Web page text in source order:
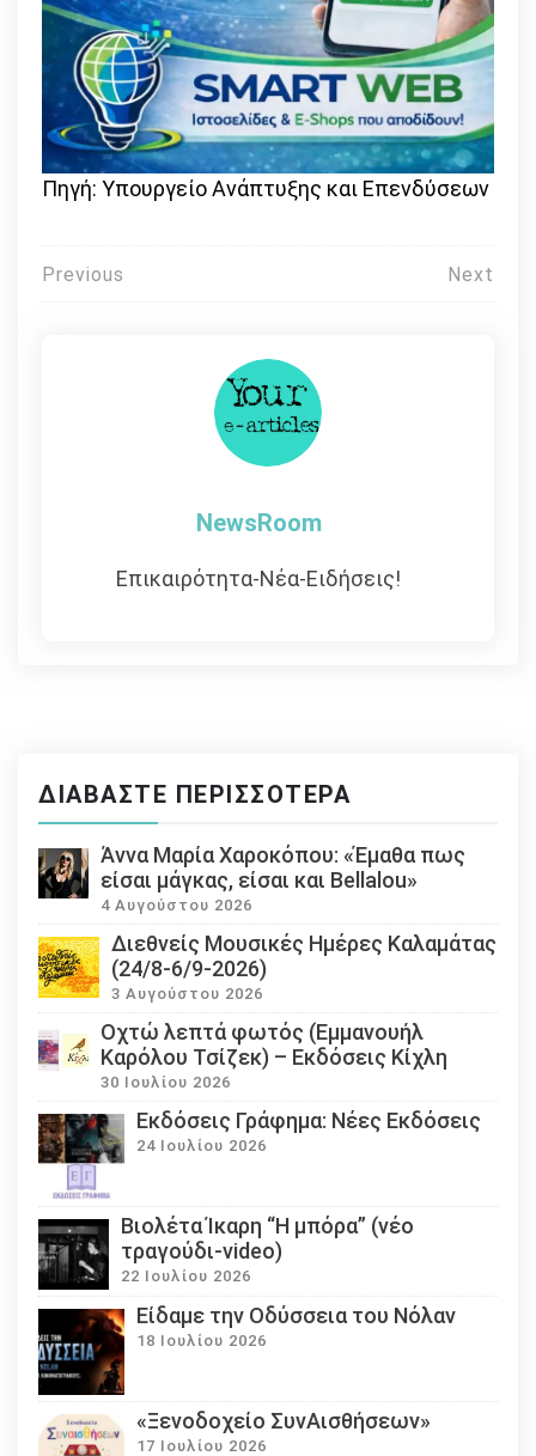
Πηγή: Υπουργείο Ανάπτυξης και Επενδύσεων
Πλοήγηση
Previous Next
NewsRoom
Επικαιρότητα-Νέα-Ειδήσεις!
ΔΙΑΒΆΣΤΕ ΠΕΡΙΣΣΌΤΕΡΑ
Άννα Μαρία Χαροκόπου: «Έμαθα πως
είσαι μάγκας, είσαι και Bellalou»
4 Αυγούστου 2026
Διεθνείς Μουσικές Ημέρες Καλαμάτας
(24/8-6/9-2026)
3 Αυγούστου 2026
Οχτώ λεπτά φωτός (Εμμανουήλ
Καρόλου Τσίζεκ) – Εκδόσεις Κίχλη
30 Ιουλίου 2026
Εκδόσεις Γράφημα: Νέες Εκδόσεις
24 Ιουλίου 2026
Βιολέτα Ίκαρη “Η μπόρα” (νέο
τραγούδι-video)
22 Ιουλίου 2026
Eίδαμε την Οδύσσεια του Νόλαν
18 Ιουλίου 2026
«Ξενοδοχείο ΣυνΑισθήσεων»
17 Ιουλίου 2026